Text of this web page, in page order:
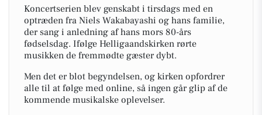
Koncertserien blev genskabt i tirsdags med en
optræden fra Niels Wakabayashi og hans familie,
der sang i anledning af hans mors 80-års
fødselsdag. Ifølge Helligaandskirken rørte
musikken de fremmødte gæster dybt.
Men det er blot begyndelsen, og kirken opfordrer
alle til at følge med online, så ingen går glip af de
kommende musikalske oplevelser.